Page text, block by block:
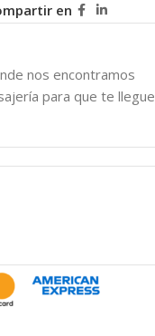
en
nos encontramos
para que te llegue